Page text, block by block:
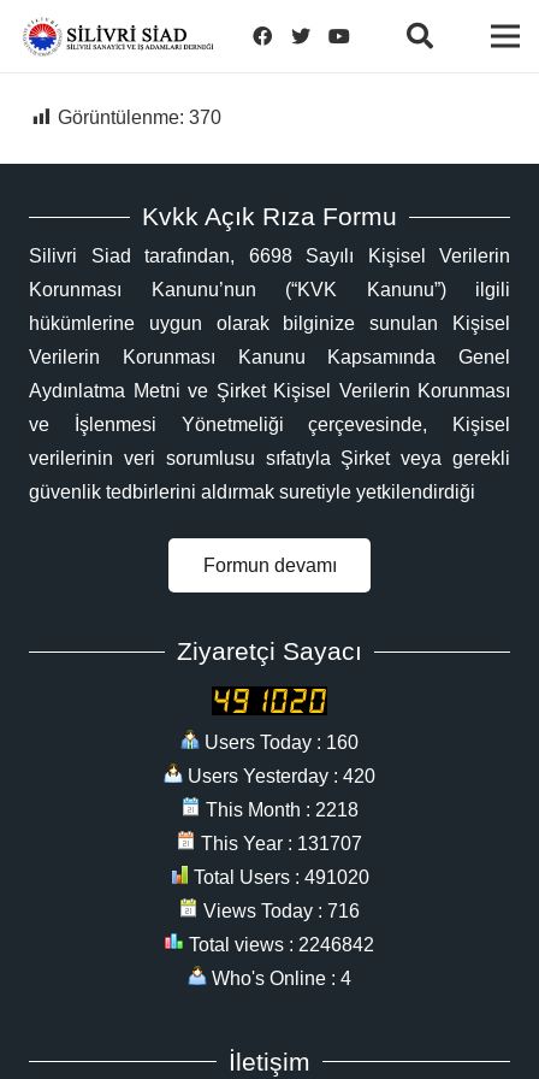
Görüntülenme: 370
Kvkk Açık Rıza Formu
Silivri Siad tarafından, 6698 Sayılı Kişisel Verilerin
Korunması Kanunu’nun (“KVK Kanunu”) ilgili
hükümlerine uygun olarak bilginize sunulan Kişisel
Verilerin Korunması Kanunu Kapsamında Genel
Aydınlatma Metni ve Şirket Kişisel Verilerin Korunması
ve İşlenmesi Yönetmeliği çerçevesinde, Kişisel
verilerinin veri sorumlusu sıfatıyla Şirket veya gerekli
güvenlik tedbirlerini aldırmak suretiyle yetkilendirdiği
Formun devamı
Ziyaretçi Sayacı
Users Today : 160
Users Yesterday : 420
This Month : 2218
This Year : 131707
Total Users : 491020
Views Today : 716
Total views : 2246842
Who's Online : 4
İletişim